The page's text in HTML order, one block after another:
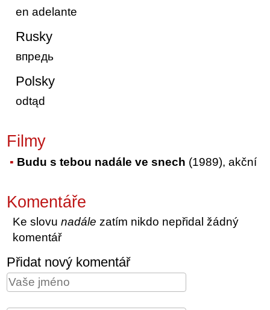
en adelante
Rusky
впредь
Polsky
odtąd
Filmy
Budu s tebou nadále ve snech (1989), akční
Komentáře
Ke slovunadále zatím nikdo nepřidal žádný
komentář
Přidat nový komentář